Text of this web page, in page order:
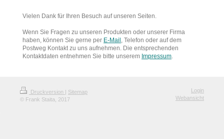
Vielen Dank für Ihren Besuch auf unseren Seiten.
Wenn Sie Fragen zu unseren Produkten oder unserer Firma
haben, können Sie gerne per E-Mail, Telefon oder auf dem
Postweg Kontakt zu uns aufnehmen. Die entsprechenden
Kontaktdaten entnehmen Sie bitte unserem Impressum.
Druckversion | Sitemap
© Frank Staita, 2017
Login
Webansicht